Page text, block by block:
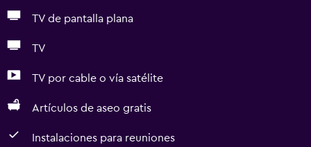
TV de pantalla plana
TV
TV por cable o vía satélite
Artículos de aseo gratis
Instalaciones para reuniones